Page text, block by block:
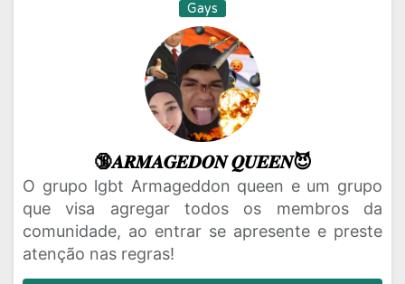
Gays
🔞𝑨𝑹𝑴𝑨𝑮𝑬𝑫𝑶𝑵 𝑸𝑼𝑬𝑬𝑵😈
O grupo lgbt Armageddon queen e um grupo
que visa agregar todos os membros da
comunidade, ao entrar se apresente e preste
atenção nas regras!